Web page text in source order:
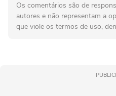
Os comentários são de
autores e não representam a
que viole os termos de uso,